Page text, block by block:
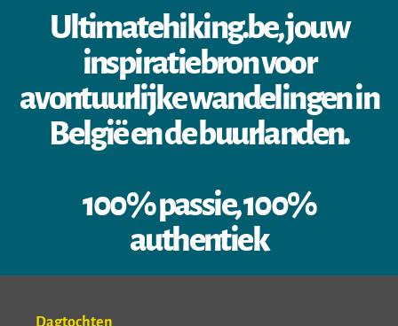
Ultimatehiking.be, jouw
inspiratiebron voor
avontuurlijke wandelingen in
België en de buurlanden.
100% passie, 100%
authentiek
Dagtochten